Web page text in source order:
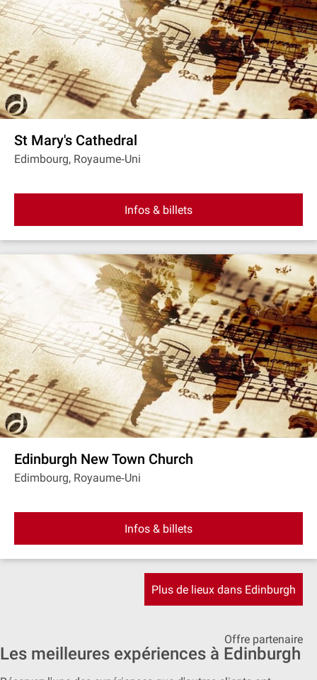
St Mary's Cathedral
Edimbourg, Royaume‐Uni
Infos & billets
Edinburgh New Town Church
Edimbourg, Royaume‐Uni
Infos & billets
Plus de lieux dans Edinburgh
Offre partenaire
Les meilleures expériences à Edinburgh